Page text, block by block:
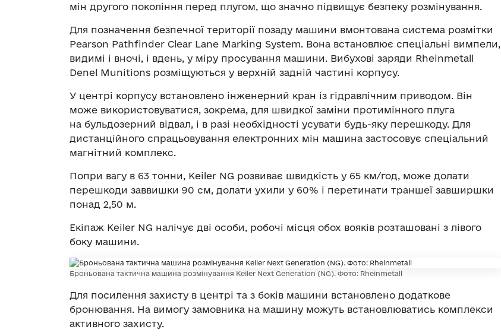
мін другого покоління перед плугом, що значно підвищує безпеку розмінування.
Для позначення безпечної території позаду машини вмонтована система розмітки
Pearson Pathfinder Clear Lane Marking System. Вона встановлює спеціальні вимпели,
видимі і вночі, і вдень, у міру просування машини. Вибухові заряди Rheinmetall
Denel Munitions розміщуються у верхній задній частині корпусу.
У центрі корпусу встановлено інженерний кран із гідравлічним приводом. Він
може використовуватися, зокрема, для швидкої заміни протимінного плуга
на бульдозерний відвал, і в разі необхідності усувати будь-яку перешкоду. Для
дистанційного спрацьовування електронних мін машина застосовує спеціальний
магнітний комплекс.
Попри вагу в 63 тонни, Keiler NG розвиває швидкість у 65 км/год, може долати
перешкоди заввишки 90 см, долати ухили у 60% і перетинати траншеї завширшки
понад 2,50 м.
Екіпаж Keiler NG налічує дві особи, робочі місця обох вояків розташовані з лівого
боку машини.
Броньована тактична машина розмінування Keiler Next Generation (NG). Фото: Rheinmetall
Для посилення захисту в центрі та з боків машини встановлено додаткове
бронювання. На вимогу замовника на машину можуть встановлюватись комплекси
активного захисту.